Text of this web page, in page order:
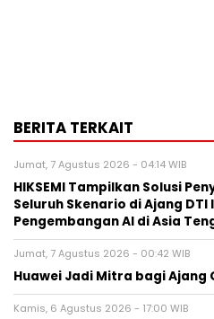
BERITA TERKAIT
Jumat, 7 Agustus 2026 - 04:14 WIB
HIKSEMI Tampilkan Solusi
Seluruh Skenario di Ajang
Pengembangan AI di Asia
Jumat, 7 Agustus 2026 - 00:42 WIB
Huawei Jadi Mitra bagi Ajang
Kamis, 6 Agustus 2026 - 17:00 WIB